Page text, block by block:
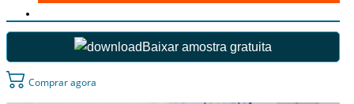
Baixar amostra gratuita
Comprar agora